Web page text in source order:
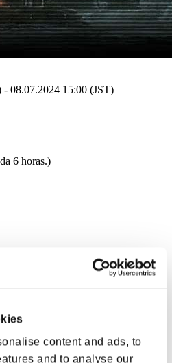
content and ads, to
and to analyse our
08.07.2024 15:00 (JST)
6 horas.)